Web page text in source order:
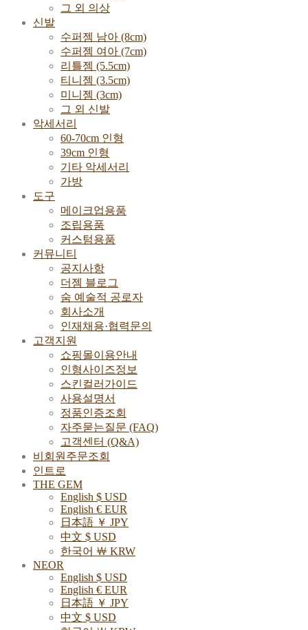
그 외 의상
신발
수퍼젬 남아 (8cm)
수퍼젬 여아 (7cm)
리틀젬 (5.5cm)
티니젬 (3.5cm)
미니젬 (3cm)
그 외 신발
악세서리
60-70cm 인형
39cm 인형
기타 악세서리
가방
도구
메이크업용품
조립용품
커스텀용품
커뮤니티
공지사항
더젬 블로그
숨 예술적 공로자
회사소개
인재채용·협력문의
고객지원
쇼핑몰이용안내
인형사이즈정보
스킨컬러가이드
사용설명서
정품인증조회
자주묻는질문 (FAQ)
고객센터 (Q&A)
비회원주문조회
인트로
THE GEM
English $ USD
English € EUR
日本語 ￥ JPY
中文 $ USD
한국어 ￦ KRW
NEOR
English $ USD
English € EUR
日本語 ￥ JPY
中文 $ USD